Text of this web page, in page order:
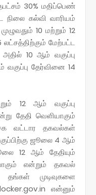
30% மதிப்பெண்
நிலை கல்வி வாரியம்
10 மற்றும் 12
மேற்பட்ட
10 ஆம் வகுப்பு
வகுப்பு தேர்வினை 14
12 ஆம் வகுப்பு
தேதி வெளியாகும்
வட்டார தகவல்கள்
ஜூலை 4 ஆம்
12 ஆம் தேதியும்
என்றும் தகவல்
தங்கள் முடிவுகளை
என்னும்